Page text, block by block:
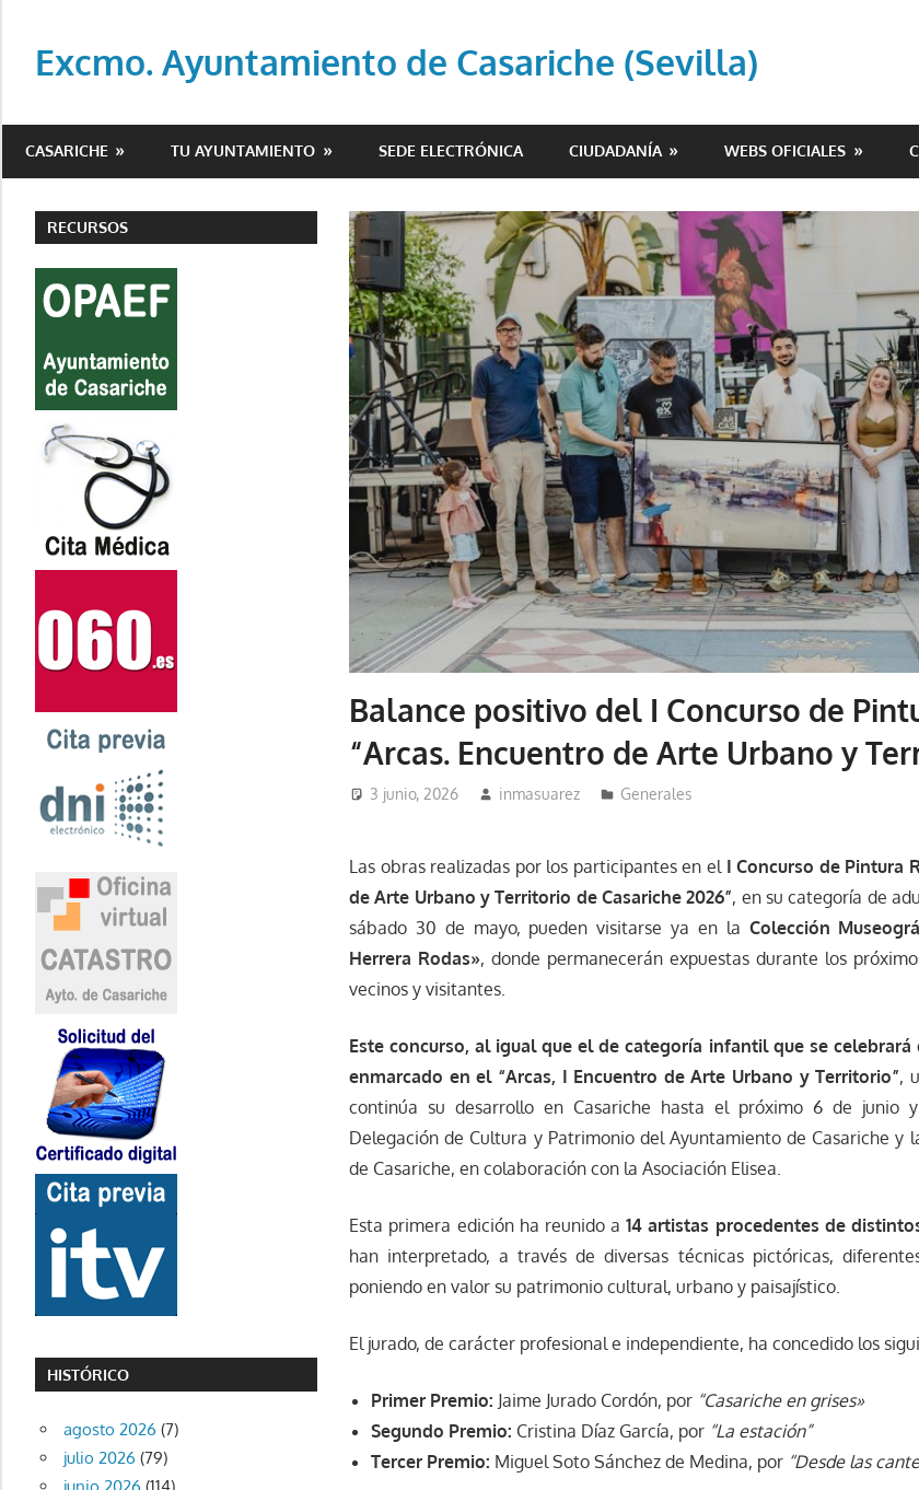
contenido
Excmo. Ayuntamiento de Casariche (Sevilla)
del
de
Casariche
CASARICHE TU AYUNTAMIENTO SEDE ELECTRÓNICA CIUDADANÍA WEBS OFICIALES
Balance positivo del I Concurso de
“Arcas. Encuentro de Arte Urbano y
3 junio, 2026 inmasuarez Generales
Las obras realizadas por los participantes en el I Concurso de Pintura
de Arte Urbano y Territorio de Casariche 2026”, en su categoría de
sábado 30 de mayo, pueden visitarse ya en la Colección
Herrera Rodas», donde permanecerán expuestas durante los
vecinos y visitantes.
Este concurso, al igual que el de categoría infantil que se
enmarcado en el “Arcas, I Encuentro de Arte Urbano y Territorio”,
continúa su desarrollo en Casariche hasta el próximo 6 de junio
Delegación de Cultura y Patrimonio del Ayuntamiento de Casariche y
de Casariche, en colaboración con la Asociación Elisea.
Esta primera edición ha reunido a14 artistas procedentes de
han interpretado, a través de diversas técnicas pictóricas,
poniendo en valor su patrimonio cultural, urbano y paisajístico.
El jurado, de carácter profesional e independiente, ha concedido los
Primer Premio: Jaime Jurado Cordón, por “Casariche en grises»
Segundo Premio: Cristina Díaz García, por “La estación”
Tercer Premio: Miguel Soto Sánchez de Medina, por “Desde las
RECURSOS
HISTÓRICO
agosto 2026 (7)
julio 2026 (79)